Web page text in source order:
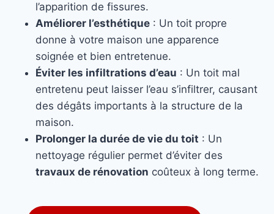
l’apparition de fissures.
Améliorer l’esthétique : Un toit propre
donne à votre maison une apparence
soignée et bien entretenue.
Éviter les infiltrations d’eau : Un toit mal
entretenu peut laisser l’eau s’infiltrer, causant
des dégâts importants à la structure de la
maison.
Prolonger la durée de vie du toit : Un
nettoyage régulier permet d’éviter des
travaux de rénovation coûteux à long terme.